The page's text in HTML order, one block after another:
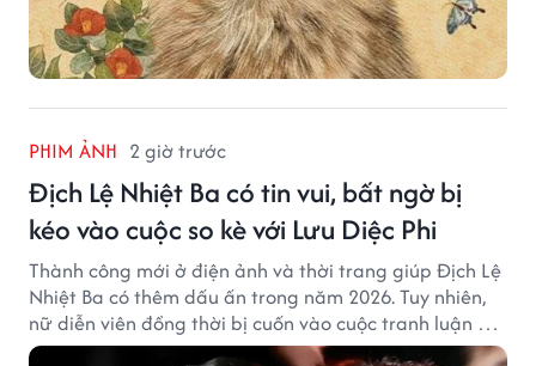
PHIM ẢNH 2 giờ trước
Địch Lệ Nhiệt Ba có tin vui, bất ngờ bị
kéo vào cuộc so kè với Lưu Diệc Phi
Thành công mới ở điện ảnh và thời trang giúp Địch Lệ
Nhiệt Ba có thêm dấu ấn trong năm 2026. Tuy nhiên,
nữ diễn viên đồng thời bị cuốn vào cuộc tranh luận với
Lưu Diệc Phi dù hai ngôi sao không có mâu thuẫn công